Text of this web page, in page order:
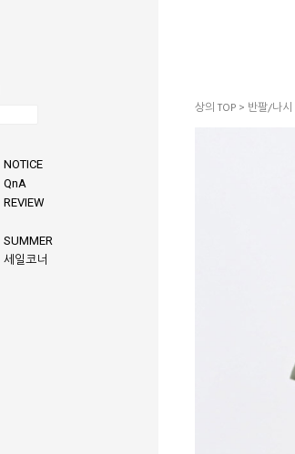
NOTICE
QnA
REVIEW
SUMMER
세일코너
상의 TOP > 반팔/나시